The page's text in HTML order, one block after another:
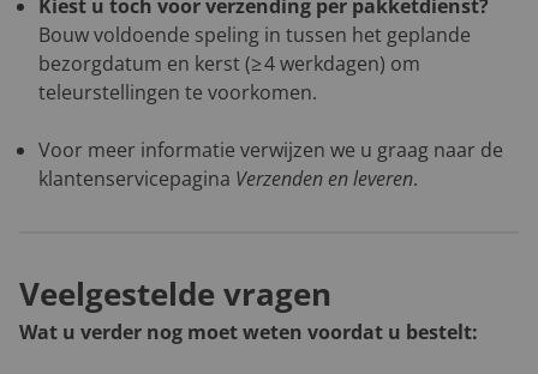
Kiest u toch voor verzending per pakketdienst?
Bouw voldoende speling in tussen het geplande
bezorgdatum en kerst (≥ 4 werkdagen) om
teleurstellingen te voorkomen.
Voor meer informatie verwijzen we u graag naar de
klantenservicepagina Verzenden en leveren.
Veelgestelde vragen
Wat u verder nog moet weten voordat u bestelt: